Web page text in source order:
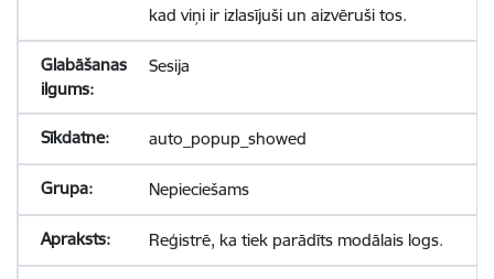
kad viņi ir izlasījuši un aizvēruši tos.
Sesija
auto_popup_showed
Nepieciešams
Reģistrē, ka tiek parādīts modālais logs.